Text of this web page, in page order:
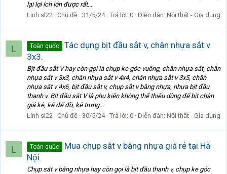
lại lợi ích lớn được rất...
Linh sl22 Chủ đề 31/5/24 Trả lời: 0 Diễn đàn: Nội thất - Gia dụng
L Toàn quốc
Tác dụng bịt đầu sắt v, chân nhựa sắt v
3x3.
Bịt đầu sắt V hay còn gọi là chụp ke góc vuông, chân nhựa sắt, chân
nhựa sắt v 3x3, chân nhựa sắt v 4x4, chân nhựa sắt v 3x5, chân
nhựa sắt v 4x6, bịt đầu sắt v, chụp sắt v bằng nhựa, nhựa bịt đầu
thanh v. Bịt đầu sắt V là phụ kiện không thể thiếu dùng để bịt chân
giá kệ, kể để đồ, kệ trưng...
Linh sl22 Chủ đề 30/5/24 Trả lời: 0 Diễn đàn: Nội thất - Gia dụng
L Toàn quốc
Mua chụp sắt v bằng nhựa giá rẻ tại Hà
Nội.
Chụp sắt v bằng nhựa hay còn gọi là bịt đầu thanh v, chụp ke góc